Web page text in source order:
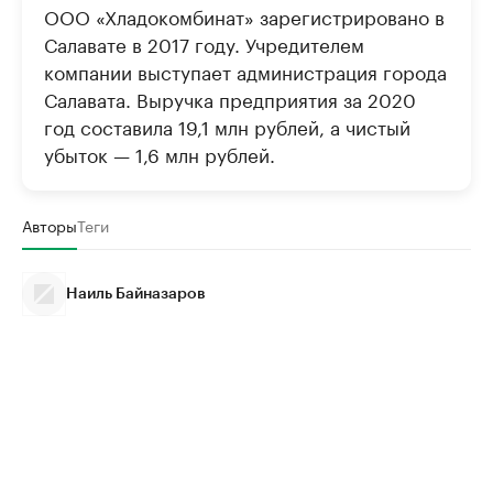
ООО «Хладокомбинат» зарегистрировано в
Салавате в 2017 году. Учредителем
компании выступает администрация города
Салавата. Выручка предприятия за 2020
год составила 19,1 млн рублей, а чистый
убыток — 1,6 млн рублей.
АвторыТеги
Наиль Байназаров